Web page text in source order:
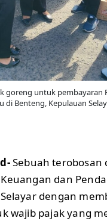
untuk pembayaran
Benteng, Kepulauan
Sebuah terobosan
dan
Selayar dengan
wajib pajak yang